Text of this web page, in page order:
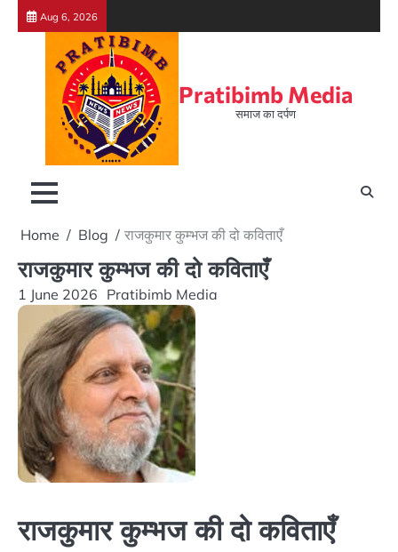
Skip
Aug 6, 2026
Pratibimb Media
समाज का दर्पण
Home Blog राजकुमार कुम्भज की दो कविताएँ
राजकुमार कुम्भज की दो कविताएँ
1 June 2026 Pratibimb Media
राजकुमार कुम्भज की दो कविताएँ